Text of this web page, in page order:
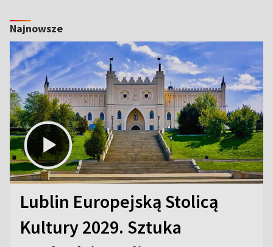
Najnowsze
Lublin Europejską Stolicą
Kultury 2029. Sztuka